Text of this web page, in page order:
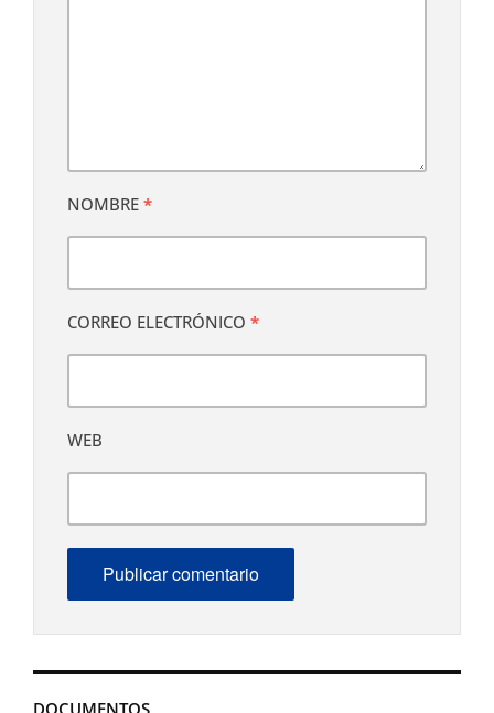
DOCUMENTOS
NOMBRE *
CORREO ELECTRÓNICO *
WEB